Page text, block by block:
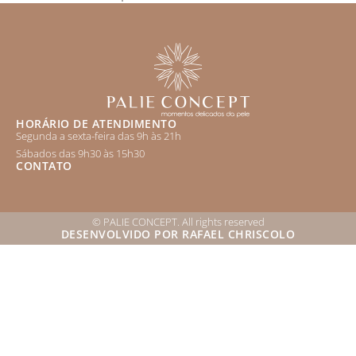
HORÁRIO DE ATENDIMENTO
Segunda a sexta-feira das 9h às 21h
Sábados das 9h30 às 15h30
CONTATO
© PALIE CONCEPT. All rights reserved
DESENVOLVIDO POR RAFAEL CHRISCOLO